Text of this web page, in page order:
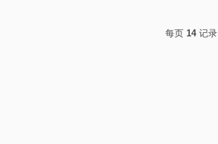
每页 14记录